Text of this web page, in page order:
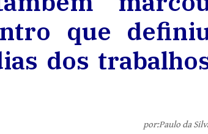
que
dos
por:Paulo da